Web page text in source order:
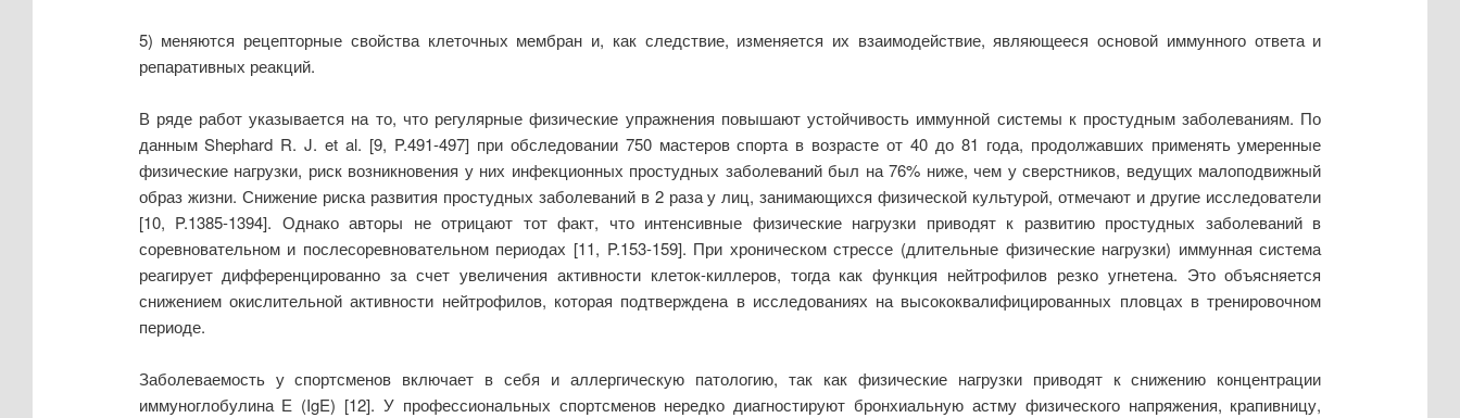
5) меняются рецепторные свойства клеточных мембран и, как следствие, изменяется их взаимодействие, являющееся основой иммунного ответа и
репаративных реакций.
В ряде работ указывается на то, что регулярные физические упражнения повышают устойчивость иммунной системы к простудным заболеваниям. По
данным Shephard R. J. et al. [9, P.491-497] при обследовании 750 мастеров спорта в возрасте от 40 до 81 года, продолжавших применять умеренные
физические нагрузки, риск возникновения у них инфекционных простудных заболеваний был на 76% ниже, чем у сверстников, ведущих малоподвижный
образ жизни. Снижение риска развития простудных заболеваний в 2 раза у лиц, занимающихся физической культурой, отмечают и другие исследователи
[10, P.1385-1394]. Однако авторы не отрицают тот факт, что интенсивные физические нагрузки приводят к развитию простудных заболеваний в
соревновательном и послесоревновательном периодах [11, P.153-159]. При хроническом стрессе (длительные физические нагрузки) иммунная система
реагирует дифференцированно за счет увеличения активности клеток-киллеров, тогда как функция нейтрофилов резко угнетена. Это объясняется
снижением окислительной активности нейтрофилов, которая подтверждена в исследованиях на высококвалифицированных пловцах в тренировочном
периоде.
Заболеваемость у спортсменов включает в себя и аллергическую патологию, так как физические нагрузки приводят к снижению концентрации
иммуноглобулина Е (IgE) [12]. У профессиональных спортсменов нередко диагностируют бронхиальную астму физического напряжения, крапивницу,